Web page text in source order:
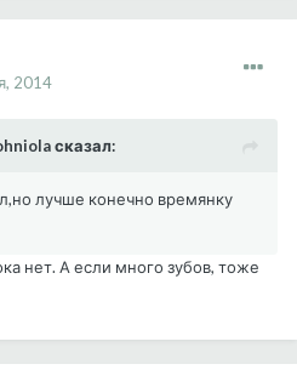
2014
сказал:
лучше конечно времянку
нет. А если много зубов, тоже